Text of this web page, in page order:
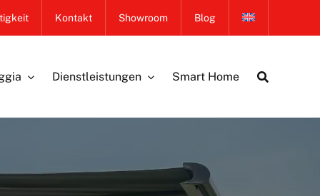
Kontakt Showroom Blog
Dienstleistungen Smart Home